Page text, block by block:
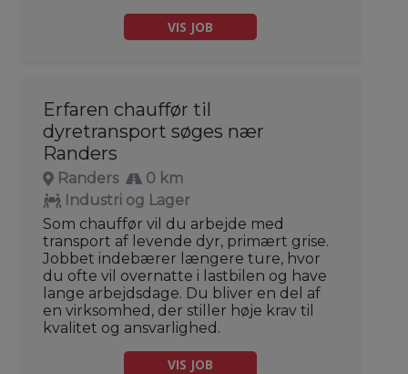
VIS JOB
Erfaren chauffør til
dyretransport søges nær
Randers
Randers
0 km
Industri og Lager
Som chauffør vil du arbejde med
transport af levende dyr, primært grise.
Jobbet indebærer længere ture, hvor
du ofte vil overnatte i lastbilen og have
lange arbejdsdage. Du bliver en del af
en virksomhed, der stiller høje krav til
kvalitet og ansvarlighed.
VIS JOB